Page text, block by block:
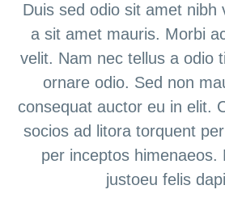
Duis sed odio sit amet nibh
a sit amet mauris. Morbi
velit. Nam nec tellus a odio
ornare odio. Sed non
consequat auctor eu in elit.
socios ad litora torquent
per inceptos himenaeos.
justoeu felis